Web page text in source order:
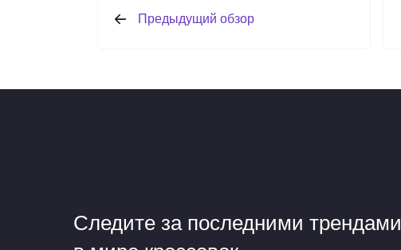
Предыдущий обзор
Следите за последними трендами